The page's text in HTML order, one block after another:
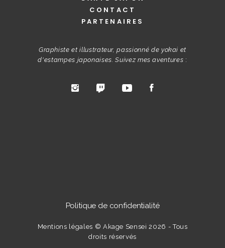
CONTACT
PARTENAIRES
Graphiste et illustrateur, passionné de yokai et
d'estampes japonaises. Suivez mes aventures :
Politique de confidentialité
Mentions légales © Akage Sensei 2026 - Tous
droits réservés